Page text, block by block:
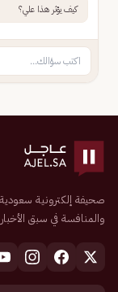
كيف يؤثر هذا علي؟
والمنافسة في سبق